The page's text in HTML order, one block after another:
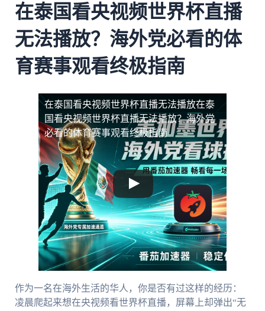
在泰国看央视频世界杯直播
无法播放？海外党必看的体
育赛事观看终极指南
在泰国看央视频世界杯直播无法播放在泰
国看央视频世界杯直播无法播放？海外党
必看的体育赛事观看终极指南
作为一名在海外生活的华人，你是否有过这样的经历：
凌晨爬起来想在央视频看世界杯直播，屏幕上却弹出“无